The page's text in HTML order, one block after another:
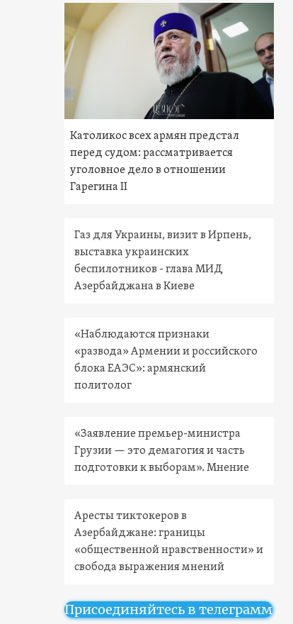
Католикос всех армян предстал
перед судом: рассматривается
уголовное дело в отношении
Гарегина II
Газ для Украины, визит в Ирпень,
выставка украинских
беспилотников - глава МИД
Азербайджана в Киеве
«Наблюдаются признаки
«развода» Армении и российского
блока ЕАЭС»: армянский
политолог
«Заявление премьер-министра
Грузии — это демагогия и часть
подготовки к выборам». Мнение
Аресты тиктокеров в
Азербайджане: границы
«общественной нравственности» и
свобода выражения мнений
Присоединяйтесь в телеграмм